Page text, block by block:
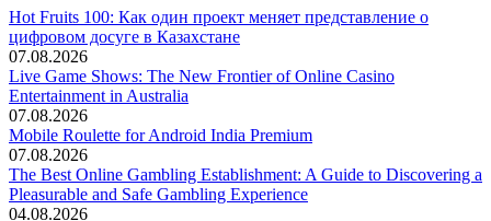
Hot Fruits 100: Как один проект меняет представление о
цифровом досуге в Казахстане
07.08.2026
Live Game Shows: The New Frontier of Online Casino
Entertainment in Australia
07.08.2026
Mobile Roulette for Android India Premium
07.08.2026
The Best Online Gambling Establishment: A Guide to Discovering a
Pleasurable and Safe Gambling Experience
04.08.2026